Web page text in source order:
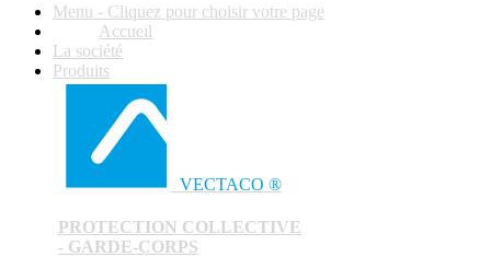
Menu - Cliquez pour choisir votre page
Accueil
La société
Produits
VECTACO ®
PROTECTION COLLECTIVE
- GARDE-CORPS